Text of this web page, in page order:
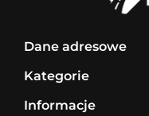
Dane adresowe
Kategorie
Informacje